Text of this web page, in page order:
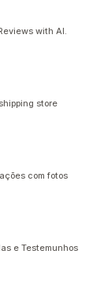
with AI.
store
com fotos
e Testemunhos